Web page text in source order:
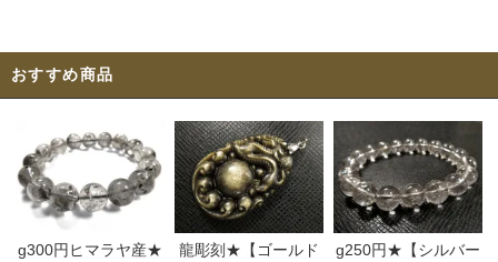
おすすめ商品
g300円ヒマラヤ産★
龍彫刻★【ゴールド
g250円★【シルバー